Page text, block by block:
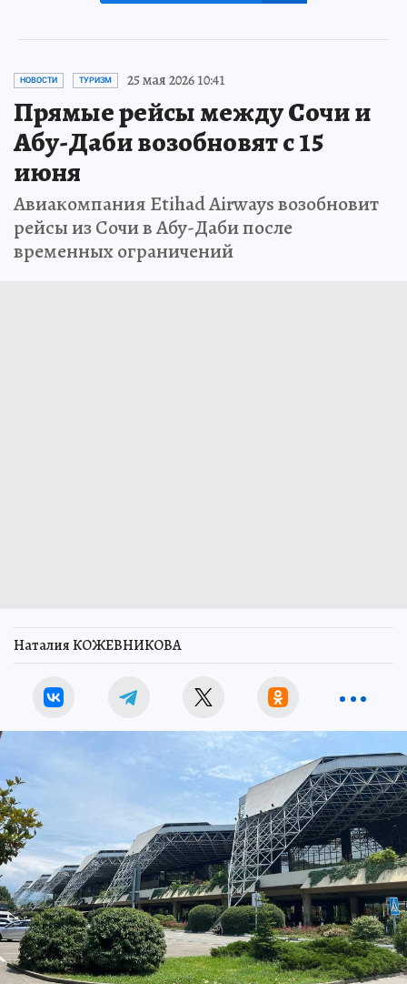
НОВОСТИ ТУРИЗМ 25 мая 2026 10:41
Прямые рейсы между Сочи и
Абу-Даби возобновят с 15
июня
Авиакомпания Etihad Airways возобновит
рейсы из Сочи в Абу-Даби после
временных ограничений
Наталия КОЖЕВНИКОВА